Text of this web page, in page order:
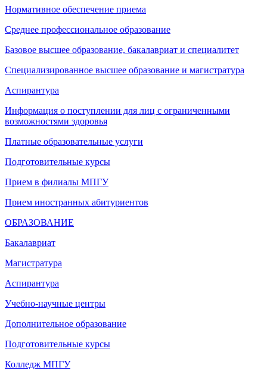
Нормативное обеспечение приема
Среднее профессиональное образование
Базовое высшее образование, бакалавриат и специалитет
Специализированное высшее образование и магистратура
Аспирантура
Информация о поступлении для лиц с ограниченными
возможностями здоровья
Платные образовательные услуги
Подготовительные курсы
Прием в филиалы МПГУ
Прием иностранных абитуриентов
ОБРАЗОВАНИЕ
Бакалавриат
Магистратура
Аспирантура
Учебно-научные центры
Дополнительное образование
Подготовительные курсы
Колледж МПГУ